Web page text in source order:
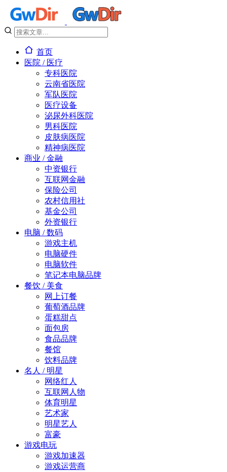
首页
医院 / 医疗
专科医院
云南省医院
军队医院
医疗设备
泌尿外科医院
男科医院
皮肤病医院
精神病医院
商业 / 金融
中资银行
互联网金融
保险公司
农村信用社
基金公司
外资银行
电脑 / 数码
游戏主机
电脑硬件
电脑软件
笔记本电脑品牌
餐饮 / 美食
网上订餐
葡萄酒品牌
蛋糕甜点
面包房
食品品牌
餐馆
饮料品牌
名人 / 明星
网络红人
互联网人物
体育明星
艺术家
明星艺人
富豪
游戏电玩
游戏加速器
游戏运营商